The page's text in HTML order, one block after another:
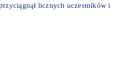
licznych uczestników i